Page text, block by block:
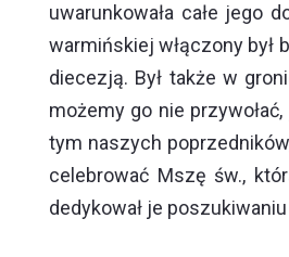
uwarunkowała całe jego
warmińskiej włączony był
diecezją. Był także w
możemy go nie
tym naszych
celebrować Mszę św.,
dedykował je